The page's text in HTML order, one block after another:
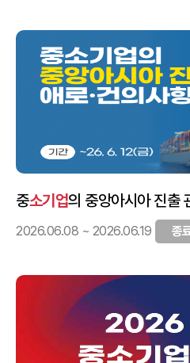
중소기업의 중앙아시아 진출
2026.06.08 ~ 2026.06.19 종